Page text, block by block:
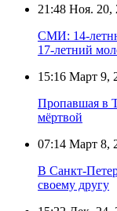
21:48 Ноя. 20,
СМИ: 14-
17-летний
15:16 Март 9,
Пропавшая в
мёртвой
07:14 Март 8,
В Санкт-
своему другу